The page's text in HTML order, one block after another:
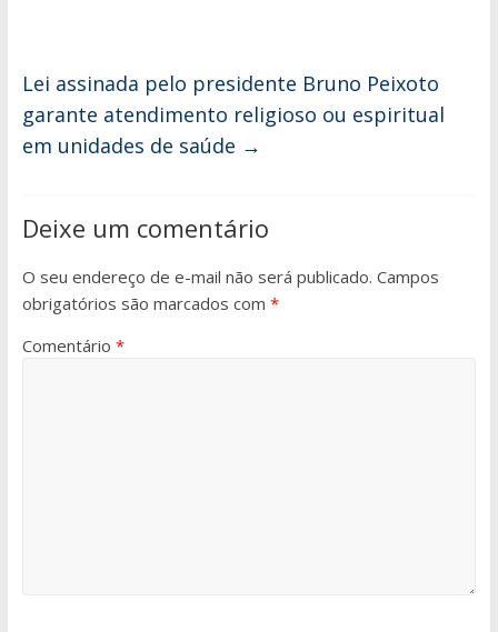
Lei assinada pelo presidente Bruno Peixoto
garante atendimento religioso ou espiritual
em unidades de saúde →
Deixe um comentário
O seu endereço de e-mail não será publicado. Campos
obrigatórios são marcados com *
Comentário *